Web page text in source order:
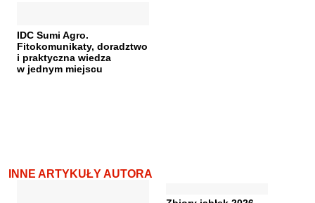
IDC Sumi Agro.
Fitokomunikaty, doradztwo
i praktyczna wiedza
w jednym miejscu
INNE ARTYKUŁY AUTORA